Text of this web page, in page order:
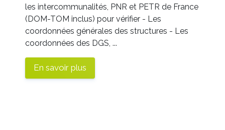
les intercommunalités, PNR et PETR de France
(DOM-TOM inclus) pour vérifier - Les
coordonnées générales des structures - Les
coordonnées des DGS, ...
En savoir plus